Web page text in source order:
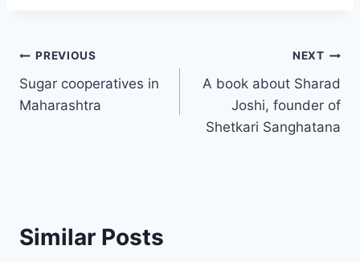
Post
navigation
PREVIOUS
Sugar cooperatives in
Maharashtra
NEXT
A book about Sharad
Joshi, founder of
Shetkari Sanghatana
Similar Posts